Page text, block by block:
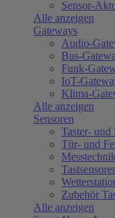
Sensor-
Alle anzeigen
Gateways
Audio-
Bus-
Funk-
IoT-
Klima-
Alle anzeigen
Sensoren
Taster- und
Tür- und
Messtechnik
Zubehör
Alle anzeigen